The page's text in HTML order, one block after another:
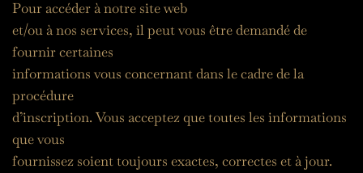
Pour accéder à notre site web
et/ou à nos services, il peut vous être demandé de
fournir certaines
informations vous concernant dans le cadre de la
procédure
d’inscription. Vous acceptez que toutes les informations
que vous
fournissez soient toujours exactes, correctes et à jour.